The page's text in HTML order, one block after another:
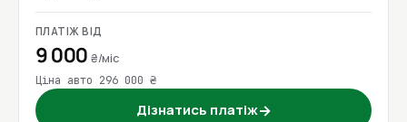
ПЛАТІЖ ВІД
9 000₴/міс
Ціна авто 296 000 ₴
Дізнатись платіж→